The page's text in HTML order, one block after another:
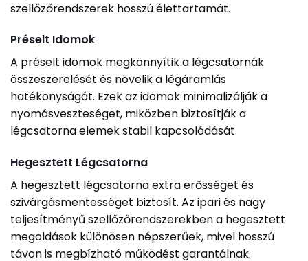
szellőzőrendszerek hosszú élettartamát.
Préselt Idomok
A préselt idomok megkönnyítik a légcsatornák
összeszerelését és növelik a légáramlás
hatékonyságát. Ezek az idomok minimalizálják a
nyomásveszteséget, miközben biztosítják a
légcsatorna elemek stabil kapcsolódását.
Hegesztett Légcsatorna
A hegesztett légcsatorna extra erősséget és
szivárgásmentességet biztosít. Az ipari és nagy
teljesítményű szellőzőrendszerekben a hegesztett
megoldások különösen népszerűek, mivel hosszú
távon is megbízható működést garantálnak.